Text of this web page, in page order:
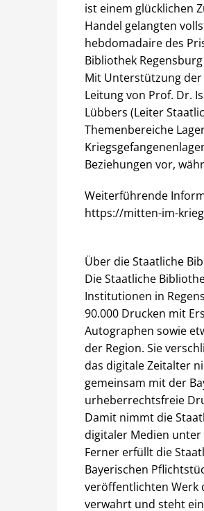
ist einem glücklichen
Handel gelangten
hebdomadaire des
Bibliothek
Mit Unterstützung
Leitung von Prof. Dr.
Lübbers (Leiter
Themenbereiche
Beziehungen vor,
Weiterführende
https://mitten-im-
Über die Staatliche
Die Staatliche
Institutionen in
90.000 Drucken mit
Autographen sowie
der Region. Sie
das digitale Zeitalter
gemeinsam mit der
urheberrechtsfreie
Damit nimmt die
digitaler Medien
Ferner erfüllt die
Bayerischen
veröffentlichten Werk
verwahrt und steht